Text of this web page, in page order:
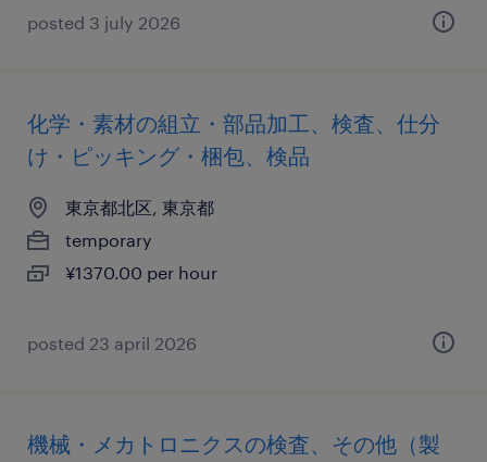
posted 3 july 2026
化学・素材の組立・部品加工、検査、仕分
け・ピッキング・梱包、検品
東京都北区, 東京都
temporary
¥1370.00 per hour
posted 23 april 2026
機械・メカトロニクスの検査、その他（製